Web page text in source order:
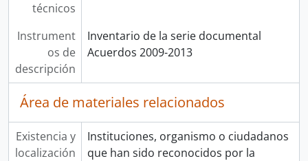
técnicos
Instrument
os de
descripción
Inventario de la serie documental
Acuerdos 2009-2013
Área de materiales relacionados
Existencia y
localización
Instituciones, organismo o ciudadanos
que han sido reconocidos por la